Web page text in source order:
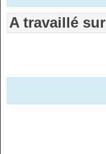
A travaillé sur